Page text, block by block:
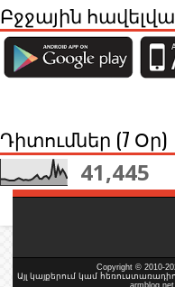
Բջջային
Դիտումներ (7 Օր)
41,445
Copyright © 2010-
Այլ կայքերում կամ